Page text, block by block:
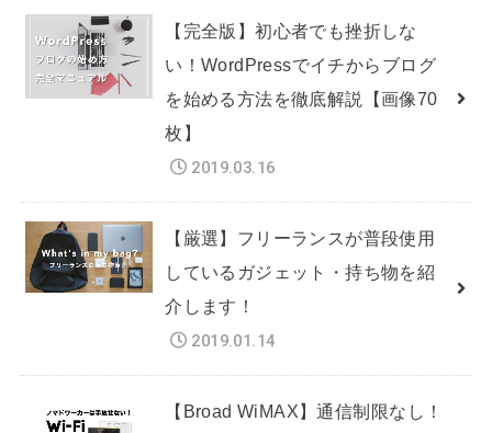
【完全版】初心者でも挫折しな
い！WordPressでイチからブログ
を始める方法を徹底解説【画像70
枚】
2019.03.16
【厳選】フリーランスが普段使用
しているガジェット・持ち物を紹
介します！
2019.01.14
【Broad WiMAX】通信制限なし！